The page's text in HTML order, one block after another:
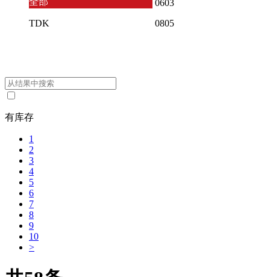
TDK
0603
0805
有库存
1
2
3
4
5
6
7
8
9
10
>